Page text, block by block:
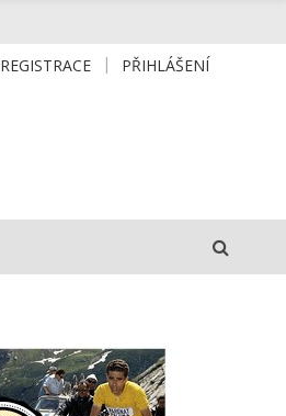
REGISTRACE PŘIHLÁŠENÍ